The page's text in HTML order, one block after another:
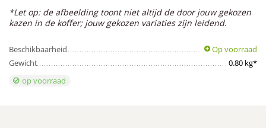
*Let op: de afbeelding toont niet altijd de door jouw gekozen
kazen in de koffer; jouw gekozen variaties zijn leidend.
Beschikbaarheid
Op voorraad
Gewicht
0.80 kg*
op voorraad